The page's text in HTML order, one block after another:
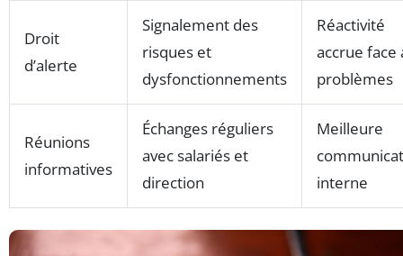
Droit
d’alerte
Signalement des
risques et
dysfonctionnements
Réactivité
accrue face
problèmes
Réunions
informatives
Échanges réguliers
avec salariés et
direction
Meilleure
interne